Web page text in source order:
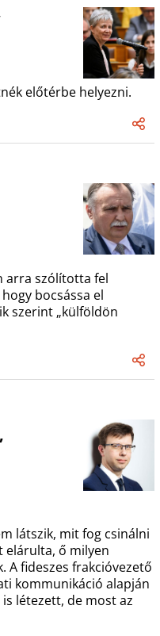
előtérbe helyezni.
arra szólította fel
bocsássa el
szerint „külföldön
látszik, mit fog csinálni
elárulta, ő milyen
A fideszes frakcióvezető
kommunikáció alapján
létezett, de most az